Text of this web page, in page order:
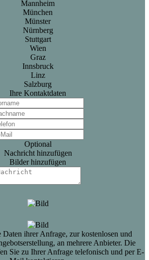
Mannheim
München
Münster
Nürnberg
Stuttgart
Wien
Graz
Innsbruck
Linz
Salzburg
Ihre Kontaktdaten
Optional
Nachricht hinzufügen
Bilder hinzufügen
Daten ihrer Anfrage, zur kostenlosen und
an mehrere Anbieter. Die
Sie zu Ihrer Anfrage telefonisch und per E-